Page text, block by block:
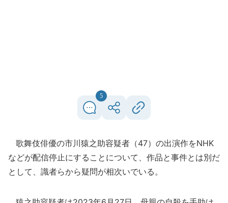
5
歌舞伎俳優の市川猿之助容疑者（47）の出演作をNHK
などが配信停止にすることについて、作品と事件とは別だ
として、識者らから疑問が相次いでいる。